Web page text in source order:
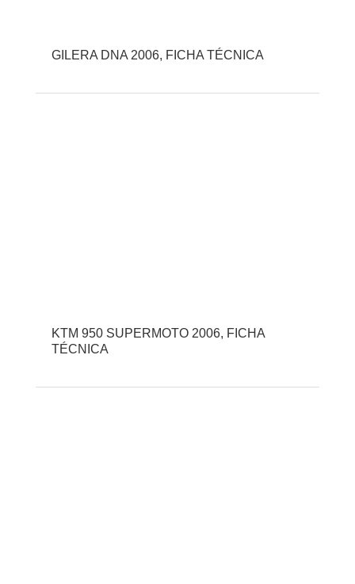
GILERA DNA 2006, FICHA TÉCNICA
KTM 950 SUPERMOTO 2006, FICHA
TÉCNICA